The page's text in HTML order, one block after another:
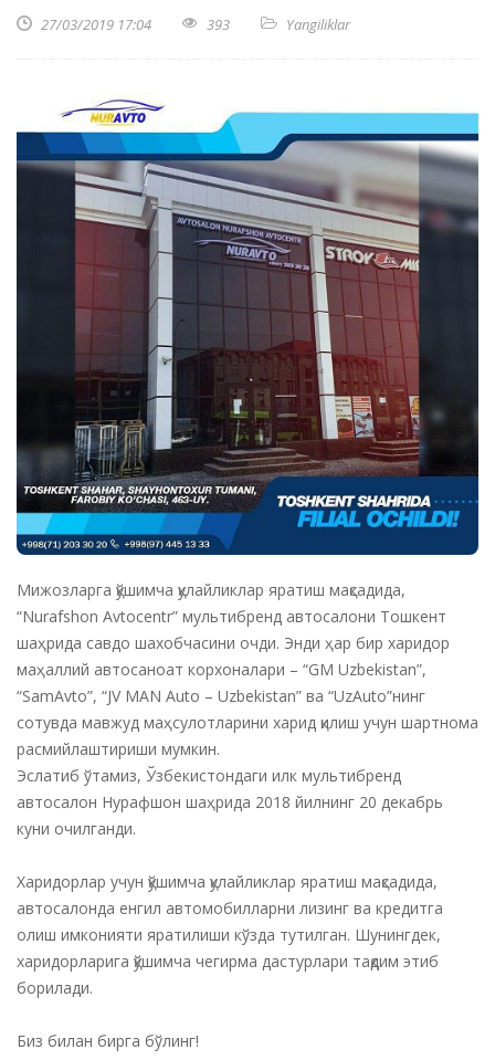
27/03/2019 17:04 393 Yangiliklar
Мижозларга қўшимча қулайликлар яратиш мақсадида,
“Nurafshon Avtocentr” мультибренд автосалони Тошкент
шаҳрида савдо шахобчасини очди. Энди ҳар бир харидор
маҳаллий автосаноат корхоналари – “GM Uzbekistan”,
“SamAvto”, “JV MAN Auto – Uzbekistan” ва “UzAuto”нинг
сотувда мавжуд маҳсулотларини харид қилиш учун шартнома
расмийлаштириши мумкин.
Эслатиб ўтамиз, Ўзбекистондаги илк мультибренд
автосалон Нурафшон шаҳрида 2018 йилнинг 20 декабрь
куни очилганди.
Харидорлар учун қўшимча қулайликлар яратиш мақсадида,
автосалонда енгил автомобилларни лизинг ва кредитга
олиш имконияти яратилиши кўзда тутилган. Шунингдек,
харидорларига қўшимча чегирма дастурлари тақдим этиб
борилади.
Биз билан бирга бўлинг!